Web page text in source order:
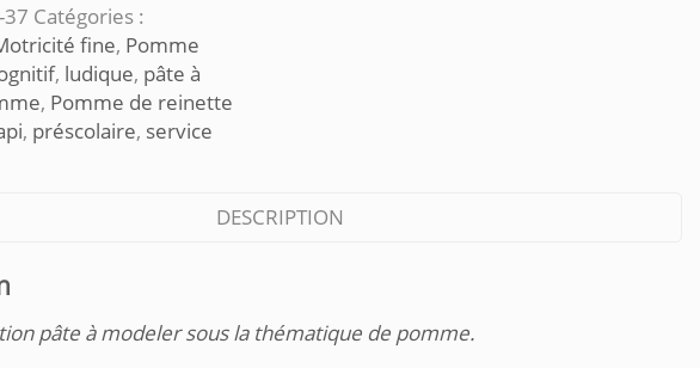
37 Catégories :
fine, Pomme
, ludique, pâte à
, Pomme de reinette
, préscolaire, service
DESCRIPTION
pâte à modeler sous la thématique de pomme.